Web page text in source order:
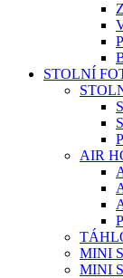
STOLNÍ
AIR
MINI
MINI